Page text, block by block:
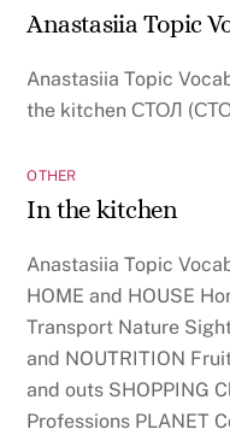
Anastasiia Topic
Anastasiia Topic
the kitchen СТОЛ
OTHER
In the kitchen
Anastasiia Topic
HOME and HOUSE
Transport Nature
and NOUTRITION
and outs SHOPPING
Professions PLANET